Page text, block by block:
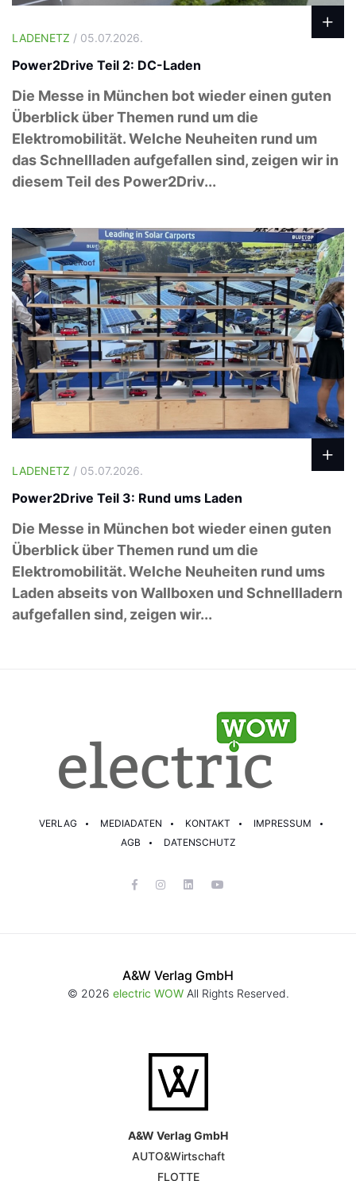
LADENETZ / 05.07.2026.
Power2Drive Teil 2: DC-Laden
Die Messe in München bot wieder einen guten
Überblick über Themen rund um die
Elektromobilität. Welche Neuheiten rund um
das Schnellladen aufgefallen sind, zeigen wir in
diesem Teil des Power2Driv...
LADENETZ / 05.07.2026.
Power2Drive Teil 3: Rund ums Laden
Die Messe in München bot wieder einen guten
Überblick über Themen rund um die
Elektromobilität. Welche Neuheiten rund ums
Laden abseits von Wallboxen und Schnellladern
aufgefallen sind, zeigen wir...
VERLAG MEDIADATEN KONTAKT
IMPRESSUM
AGB
DATENSCHUTZ
A&W Verlag GmbH
© 2026 electric WOWAll Rights Reserved.
A&W Verlag GmbH
AUTO&Wirtschaft
FLOTTE